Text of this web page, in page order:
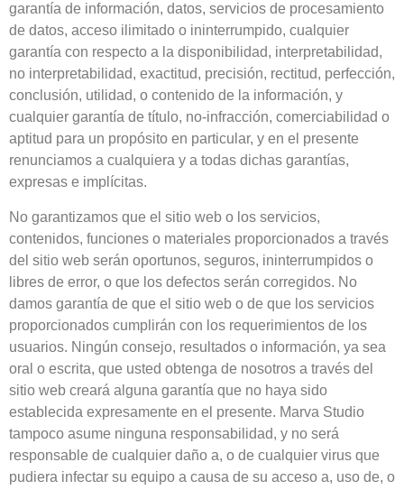
garantía de información, datos, servicios de procesamiento
de datos, acceso ilimitado o ininterrumpido, cualquier
garantía con respecto a la disponibilidad, interpretabilidad,
no interpretabilidad, exactitud, precisión, rectitud, perfección,
conclusión, utilidad, o contenido de la información, y
cualquier garantía de título, no-infracción, comerciabilidad o
aptitud para un propósito en particular, y en el presente
renunciamos a cualquiera y a todas dichas garantías,
expresas e implícitas.
No garantizamos que el sitio web o los servicios,
contenidos, funciones o materiales proporcionados a través
del sitio web serán oportunos, seguros, ininterrumpidos o
libres de error, o que los defectos serán corregidos. No
damos garantía de que el sitio web o de que los servicios
proporcionados cumplirán con los requerimientos de los
usuarios. Ningún consejo, resultados o información, ya sea
oral o escrita, que usted obtenga de nosotros a través del
sitio web creará alguna garantía que no haya sido
establecida expresamente en el presente. Marva Studio
tampoco asume ninguna responsabilidad, y no será
responsable de cualquier daño a, o de cualquier virus que
pudiera infectar su equipo a causa de su acceso a, uso de, o